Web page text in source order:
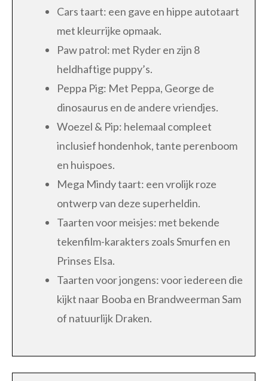
Cars taart: een gave en hippe autotaart
met kleurrijke opmaak.
Paw patrol: met Ryder en zijn 8
heldhaftige puppy’s.
Peppa Pig: Met Peppa, George de
dinosaurus en de andere vriendjes.
Woezel & Pip: helemaal compleet
inclusief hondenhok, tante perenboom
en huispoes.
Mega Mindy taart: een vrolijk roze
ontwerp van deze superheldin.
Taarten voor meisjes: met bekende
tekenfilm-karakters zoals Smurfen en
Prinses Elsa.
Taarten voor jongens: voor iedereen die
kijkt naar Booba en Brandweerman Sam
of natuurlijk Draken.